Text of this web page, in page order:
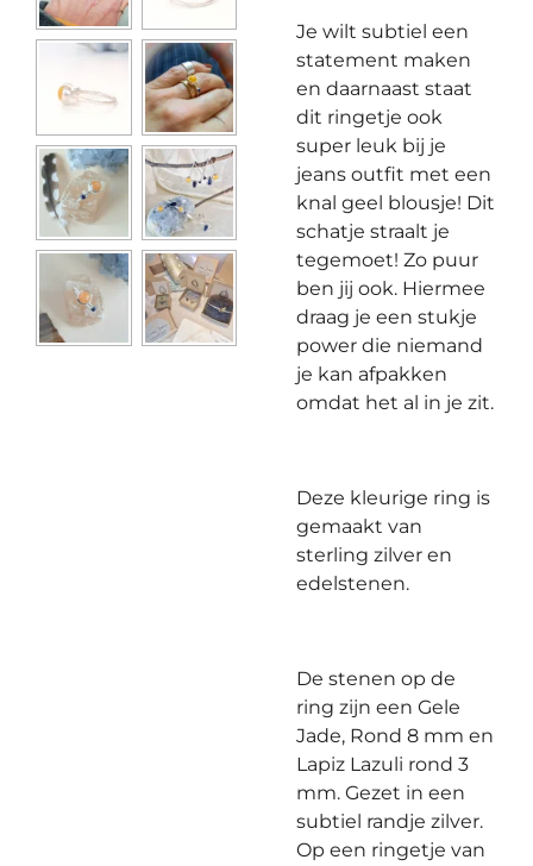
Je wilt subtiel een
statement maken
en daarnaast staat
dit ringetje ook
super leuk bij je
jeans outfit met een
knal geel blousje! Dit
schatje straalt je
tegemoet! Zo puur
ben jij ook. Hiermee
draag je een stukje
power die niemand
je kan afpakken
omdat het al in je zit.
Deze kleurige ring is
gemaakt van
sterling zilver en
edelstenen.
De stenen op de
ring zijn een Gele
Jade, Rond 8 mm en
Lapiz Lazuli rond 3
mm. Gezet in een
subtiel randje zilver.
Op een ringetje van